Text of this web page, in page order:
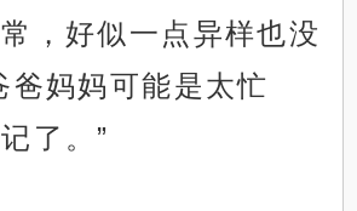
，好似一点异样也没
爸妈妈可能是太忙
了。”